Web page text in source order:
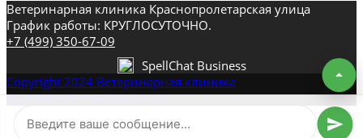
Ветеринарная клиника Краснопролетарская улица
График работы: КРУГЛОСУТОЧНО.
+7 (499) 350-67-09
SpellChat Business
Copyright 2024 Ветеринарная клиника
Краснопролетарская улица